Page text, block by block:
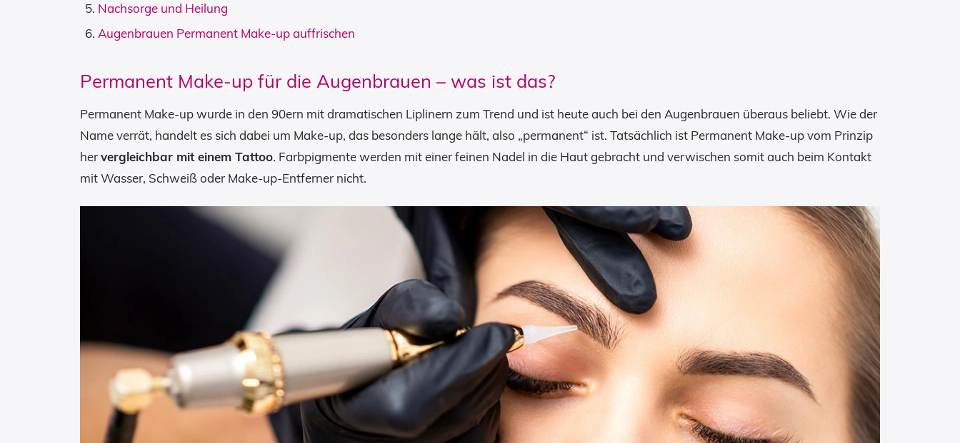
Nachsorge und Heilung
Augenbrauen Permanent Make-up auffrischen
Permanent Make-up für die Augenbrauen – was ist das?
Permanent Make-up wurde in den 90ern mit dramatischen Liplinern zum Trend und ist heute auch bei den Augenbrauen überaus beliebt. Wie der
Name verrät, handelt es sich dabei um Make-up, das besonders lange hält, also „permanent“ ist. Tatsächlich ist Permanent Make-up vom Prinzip
hervergleichbar mit einem Tattoo. Farbpigmente werden mit einer feinen Nadel in die Haut gebracht und verwischen somit auch beim Kontakt
mit Wasser, Schweiß oder Make-up-Entferner nicht.